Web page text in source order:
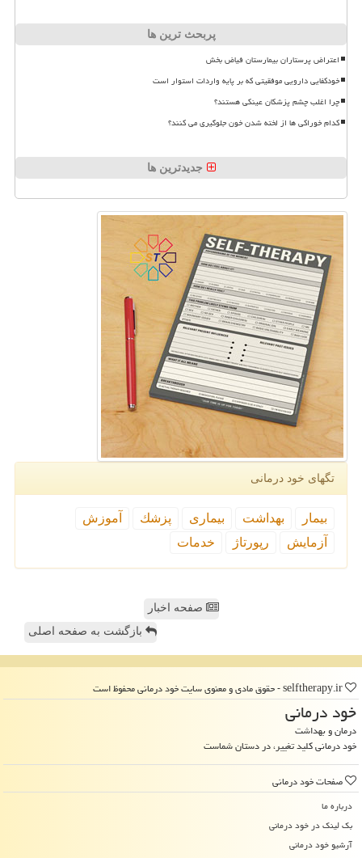
پربحث ترین ها
اعتراض پرستاران بیمارستان فیاض بخش
خودکفایی دارویی موفقیتی که بر پایه واردات استوار است
چرا اغلب چشم پزشکان عینکی هستند؟
کدام خوراکی ها از لخته شدن خون جلوگیری می کنند؟
جدیدترین ها
تگهای خود درمانی
بیمار بهداشت بیماری پزشك
آموزش
آزمایش
رپورتاژ خدمات
صفحه اخبار
بازگشت به صفحه اصلی
خود درمانی
درمان و بهداشت
خود درمانی کلید تغییر، در دستان شماست
صفحات خود درمانی
درباره ما
بک لینک در خود درمانی
آرشیو خود درمانی